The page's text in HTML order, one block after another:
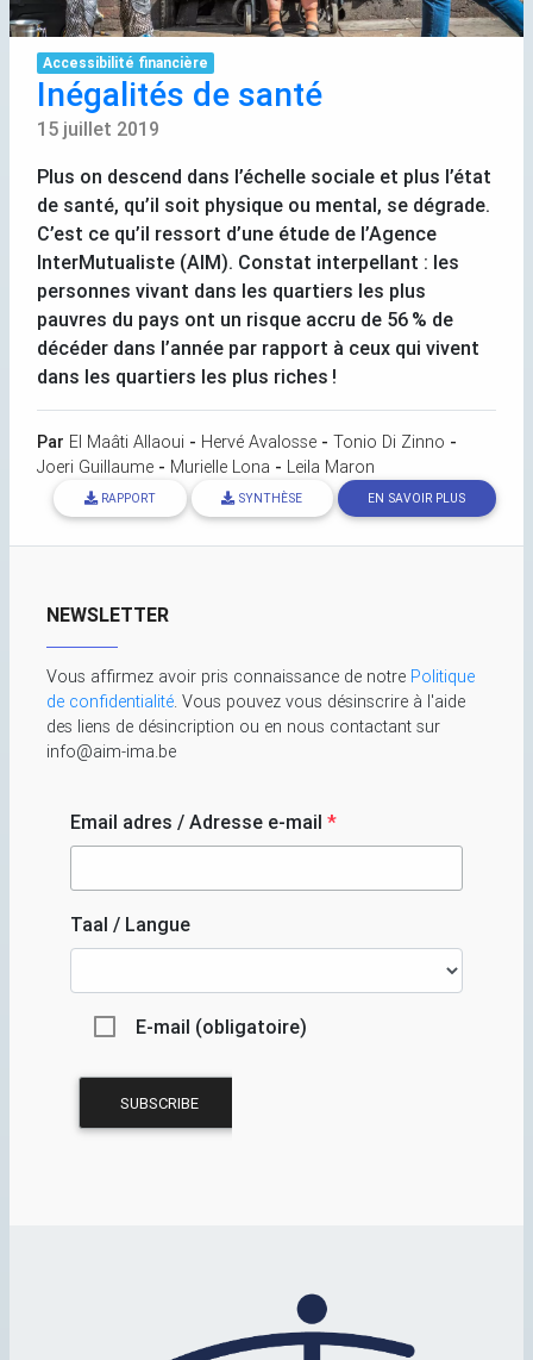
Accessibilité financière
Inégalités de santé
15 juillet 2019
Plus on descend dans l’échelle sociale et plus l’état
de santé, qu’il soit physique ou mental, se dégrade.
C’est ce qu’il ressort d’une étude de l’Agence
InterMutualiste (AIM). Constat interpellant : les
personnes vivant dans les quartiers les plus
pauvres du pays ont un risque accru de 56 % de
décéder dans l’année par rapport à ceux qui vivent
dans les quartiers les plus riches !
Par El Maâti Allaoui - Hervé Avalosse - Tonio Di Zinno -
Joeri Guillaume - Murielle Lona - Leila Maron
RAPPORT SYNTHÈSE EN SAVOIR PLUS
NEWSLETTER
Vous affirmez avoir pris connaissance de notre Politique
de confidentialité. Vous pouvez vous désinscrire à l'aide
des liens de désincription ou en nous contactant sur
info@aim-ima.be
Email adres / Adresse e-mail *
Taal / Langue
E-mail (obligatoire)